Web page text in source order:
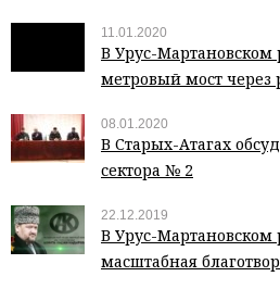
11.01.2020
В Урус-Мартановском
метровый мост через
08.01.2020
В Старых-Атагах
сектора № 2
22.12.2019
В Урус-
масштабная